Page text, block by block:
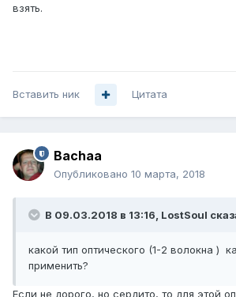
взять.
Вставить ник Цитата
Bachaa
Опубликовано 10 марта, 2018
В 09.03.2018 в 13:16, LostSoul
какой тип оптического (1-2 волокна )
применить?
Если не дорого, но сердито, то для этой